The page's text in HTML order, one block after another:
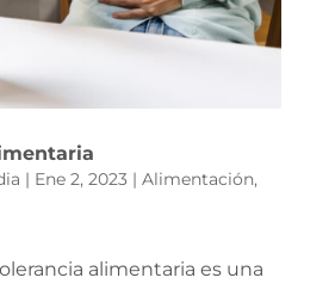
| Ene 2, 2023| Alimentación,
alimentaria es una